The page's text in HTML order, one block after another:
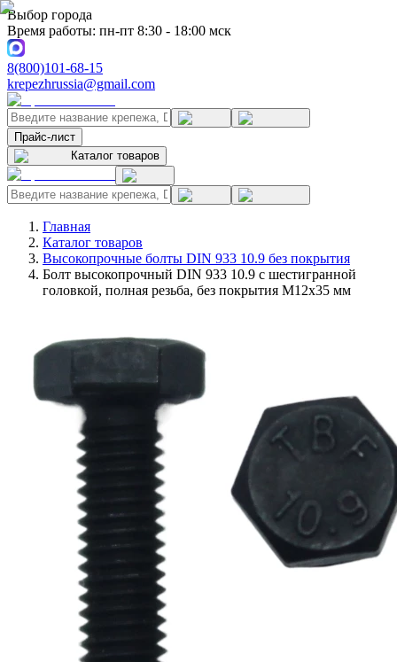
Выбор города
Время работы: пн-пт 8:30 - 18:00 мск
8(800)101-68-15
krepezhrussia@gmail.com
Прайс-лист
Каталог товаров
Главная
Каталог товаров
Высокопрочные болты DIN 933 10.9 без покрытия
Болт высокопрочный DIN 933 10.9 с шестигранной
головкой, полная резьба, без покрытия M12x35 мм